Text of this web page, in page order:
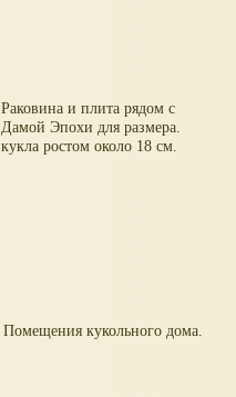
Раковина и плита рядом с
Дамой Эпохи для размера.
кукла ростом около 18 см.
Помещения кукольного дома.